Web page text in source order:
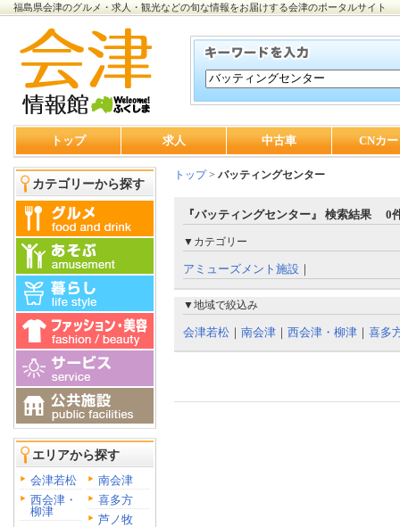
福島県会津のグルメ・求人・観光などの旬な情報をお届けする会津のポータルサイト
トップ 求人 中古車 CNカ
カテゴリーから探す
エリアから探す
会津若松
南会津
西会津・
柳津
喜多方
芦ノ牧
トップ> バッティングセンター
『バッティングセンター』 検索結果 0
▼カテゴリー
アミューズメント施設 ｜
▼地域で絞込み
会津若松 ｜ 南会津 ｜ 西会津・柳津 ｜ 喜多